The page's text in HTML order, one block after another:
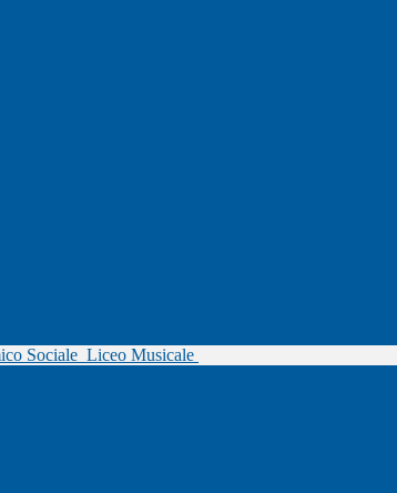
Sociale Liceo Musicale